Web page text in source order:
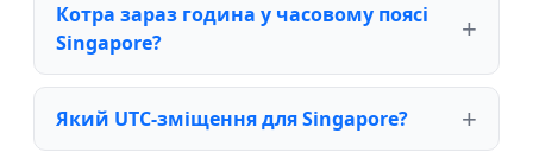
Котра зараз година у часовому поясі
Singapore?
Який UTC-зміщення для Singapore?